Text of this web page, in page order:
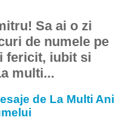
Sa ai o zi
de numele pe
fericit, iubit si
multi...
de La Multi Ani